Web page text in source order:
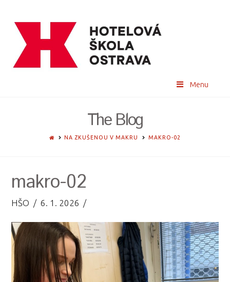
Menu
The Blog
HOMENA ZKUŠENOU V MAKRU MAKRO-02
makro-02
HŠO 6. 1. 2026